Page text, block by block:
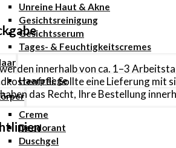
Unreine Haut & Akne
Gesichtsreinigung
Gesichtsserum
Tages- & Feuchtigkeitscremes
Haarpflege
Creme
Deodorant
Duschgel
innerhalb von ca. 1–3
Sollte eine Lieferung mit
das Recht, Ihre Bestellung